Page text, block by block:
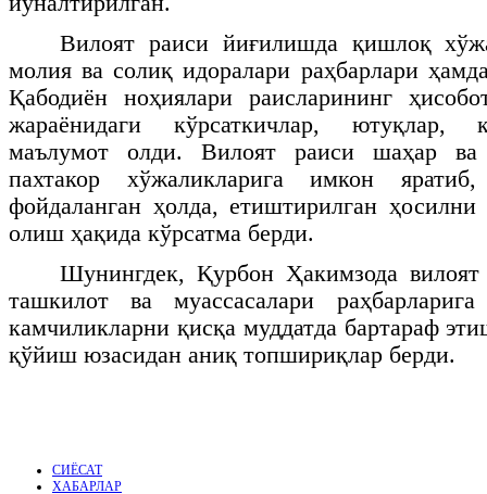
Вилоят раиси йиғилишда қишлоқ
молия ва солиқ идоралари раҳбарлари
Қабодиён ноҳиялари раисларининг
жараёнидаги кўрсаткичлар, ютуқлар,
маълумот олди. Вилоят раиси шаҳар ва
пахтакор хўжаликларига имкон
фойдаланган ҳолда, етиштирилган ҳосилни
олиш ҳақида кўрсатма берди.
Шунингдек, Қурбон Ҳакимзода
ташкилот ва муассасалари
камчиликларни қисқа муддатда бартараф
қўйиш юзасидан аниқ топшириқлар берди.
СИЁСАТ
ХАБАРЛАР